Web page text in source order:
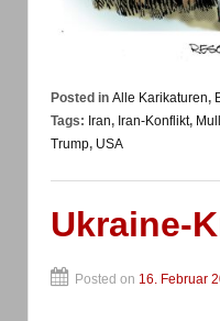
Posted in Alle Karikaturen,
Tags: Iran, Iran-Konflikt,
Trump, USA
Ukraine-
Posted on 16. Februar